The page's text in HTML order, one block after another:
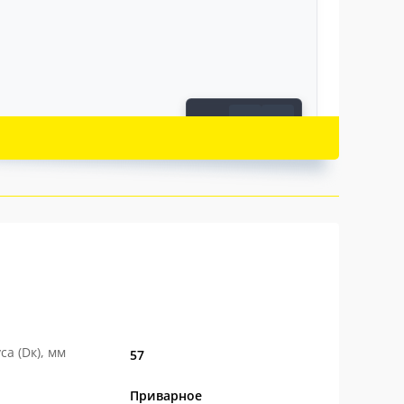
1 / 4 ← →
в кранах ЛД проверено практикой.
(Dк), мм 57
Приварное